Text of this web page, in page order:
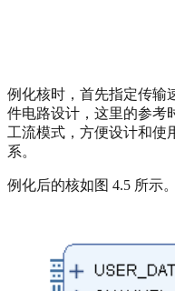
例化核时，首先指定传输
件电路设计，这里的参考
工流模式，方便设计和使
系。
例化后的核如图 4.5 所示。